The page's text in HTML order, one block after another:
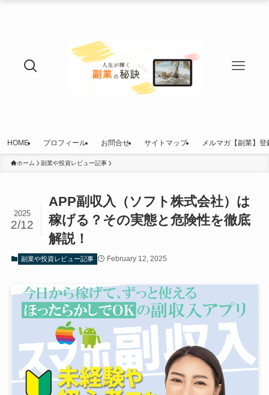
HOME プロフィール お問合せ サイトマップ メルマガ【副業】登
ホーム 副業や投資レビュー記事
APP副収入（ソフト株式会社）は
稼げる？その実態と危険性を徹底
解説！
2025
2/12
副業や投資レビュー記事 February 12, 2025